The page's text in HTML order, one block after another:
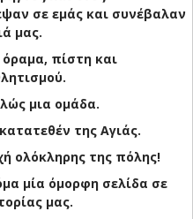
σε εμάς και συνέβαλαν
μας.
όραμα, πίστη και
μια ομάδα.
της Αγιάς.
ολόκληρης της πόλης!
μία όμορφη σελίδα σε
μας.